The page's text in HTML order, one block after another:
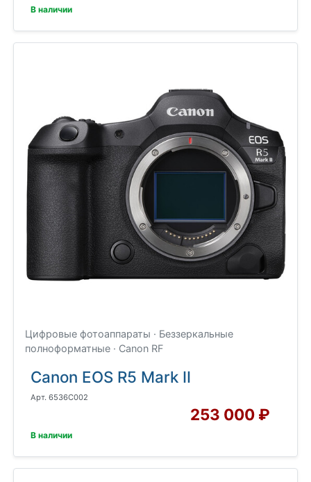
В наличии
Цифровые фотоаппараты · Беззеркальные
полноформатные · Canon RF
Canon EOS R5 Mark II
Арт. 6536C002
253 000 ₽
В наличии